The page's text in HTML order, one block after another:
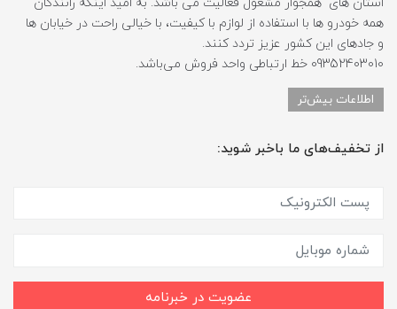
همه خودرو ها با استفاده از لوازم با کیفیت، با خیالی راحت در خیابان ها
و جادهای این کشور عزیز تردد کنند.
09352403010 خط ارتباطی واحد فروش می‌باشد.
اطلاعات بیش‌تر
از تخفیف‌های ما باخبر شوید:
عضویت در خبرنامه